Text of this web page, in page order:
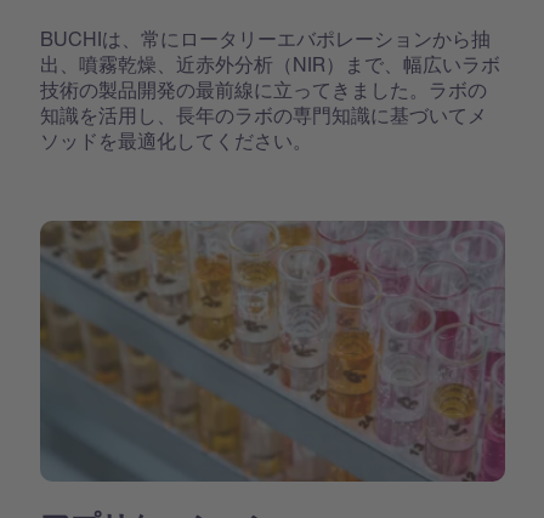
BUCHIは、常にロータリーエバポレーションから抽
出、噴霧乾燥、近赤外分析（NIR）まで、幅広いラボ
技術の製品開発の最前線に立ってきました。ラボの
知識を活用し、長年のラボの専門知識に基づいてメ
ソッドを最適化してください。